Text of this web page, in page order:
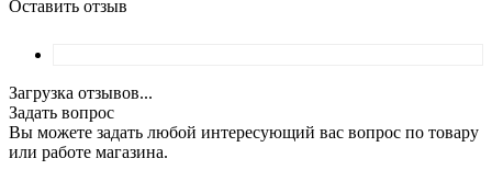
Оставить отзыв
Загрузка отзывов...
Задать вопрос
Вы можете задать любой интересующий вас вопрос по товару
или работе магазина.